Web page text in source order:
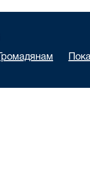
Громадянам